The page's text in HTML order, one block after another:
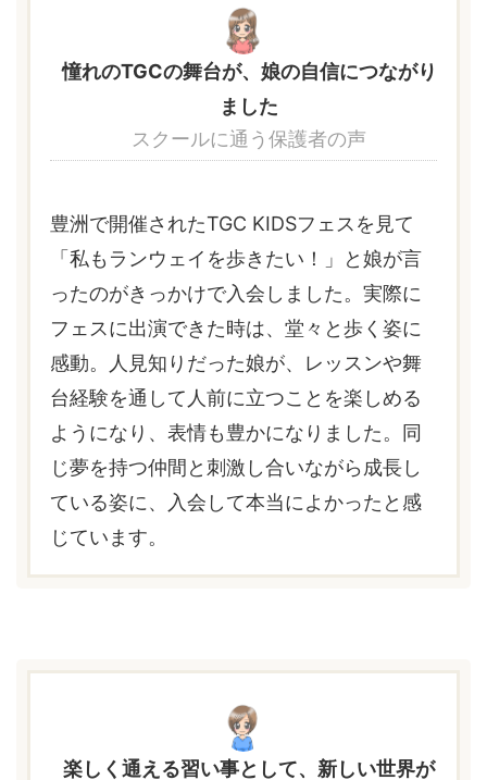
憧れのTGCの舞台が、娘の自信につながり
ました
スクールに通う保護者の声
豊洲で開催されたTGC KIDSフェスを見て
「私もランウェイを歩きたい！」と娘が言
ったのがきっかけで入会しました。実際に
フェスに出演できた時は、堂々と歩く姿に
感動。人見知りだった娘が、レッスンや舞
台経験を通して人前に立つことを楽しめる
ようになり、表情も豊かになりました。同
じ夢を持つ仲間と刺激し合いながら成長し
ている姿に、入会して本当によかったと感
じています。
楽しく通える習い事として、新しい世界が